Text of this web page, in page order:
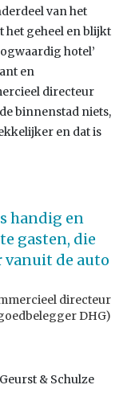
van het
het geheel en blijkt
hotel’
en
directeur
binnenstad niets,
en dat is
handig en
gasten, die
de auto
directeur
DHG)
& Schulze